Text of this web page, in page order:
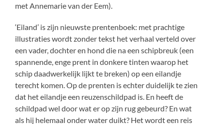
met Annemarie van der Eem).
‘Eiland’ is zijn nieuwste prentenboek: met prachtige
illustraties wordt zonder tekst het verhaal verteld over
een vader, dochter en hond die na een schipbreuk (een
spannende, enge prent in donkere tinten waarop het
schip daadwerkelijk lijkt te breken) op een eilandje
terecht komen. Op de prenten is echter duidelijk te zien
dat het eilandje een reuzenschildpad is. En heeft de
schildpad wel door wat er op zijn rug gebeurd? En wat
als hij helemaal onder water duikt? Het wordt een reis